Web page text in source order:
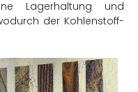
Lagerhaltung und
der Kohlenstoff-